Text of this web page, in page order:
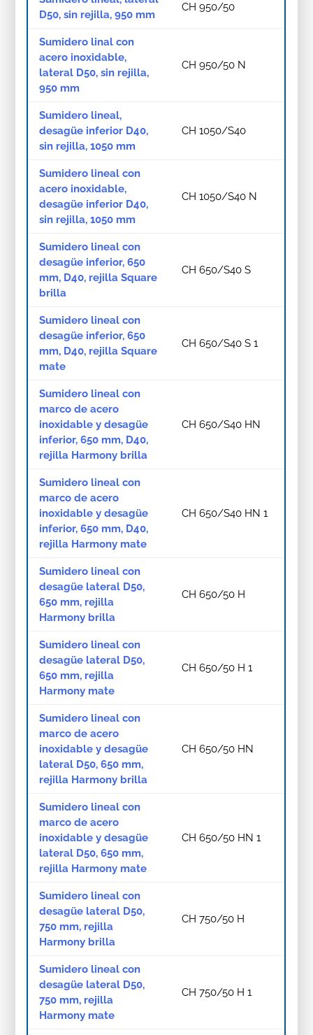
D50, sin rejilla, 950 mm
CH 950/50
Sumidero linal con
acero inoxidable,
lateral D50, sin rejilla,
950 mm
CH 950/50 N
Sumidero lineal,
desagüe inferior D40,
sin rejilla, 1050 mm
CH 1050/S40
Sumidero lineal con
acero inoxidable,
desagüe inferior D40,
sin rejilla, 1050 mm
CH 1050/S40 N
Sumidero lineal con
desagüe inferior, 650
mm, D40, rejilla Square
brilla
CH 650/S40 S
Sumidero lineal con
desagüe inferior, 650
mm, D40, rejilla Square
mate
CH 650/S40 S 1
Sumidero lineal con
marco de acero
inoxidable y desagüe
inferior, 650 mm, D40,
rejilla Harmony brilla
CH 650/S40 HN
Sumidero lineal con
marco de acero
inoxidable y desagüe
inferior, 650 mm, D40,
rejilla Harmony mate
CH 650/S40 HN 1
Sumidero lineal con
desagüe lateral D50,
650 mm, rejilla
Harmony brilla
CH 650/50 H
Sumidero lineal con
desagüe lateral D50,
650 mm, rejilla
Harmony mate
CH 650/50 H 1
Sumidero lineal con
marco de acero
inoxidable y desagüe
lateral D50, 650 mm,
rejilla Harmony brilla
CH 650/50 HN
Sumidero lineal con
marco de acero
inoxidable y desagüe
lateral D50, 650 mm,
rejilla Harmony mate
CH 650/50 HN 1
Sumidero lineal con
desagüe lateral D50,
750 mm, rejilla
Harmony brilla
CH 750/50 H
Sumidero lineal con
desagüe lateral D50,
750 mm, rejilla
Harmony mate
CH 750/50 H 1